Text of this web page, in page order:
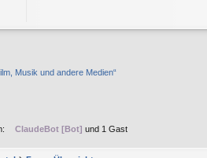
Musik und andere Medien“
ClaudeBot [Bot] und 1 Gast